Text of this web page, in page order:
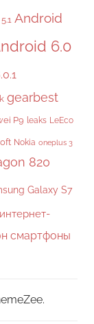
Android
6.0
gearbest
P9 leaks LeEco
Nokia oneplus 3
820
Galaxy S7
интернет-
смартфоны